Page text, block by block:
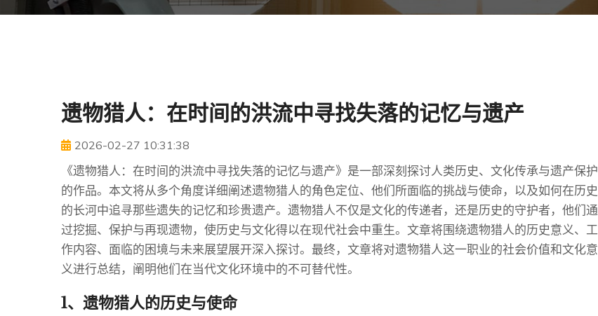
遗物猎人：在时间的洪流中寻找失落的记忆与遗产
2026-02-27 10:31:38
《遗物猎人：在时间的洪流中寻找失落的记忆与遗产》是一部深刻探讨人类历史、文化传承与遗产保护
的作品。本文将从多个角度详细阐述遗物猎人的角色定位、他们所面临的挑战与使命，以及如何在历史
的长河中追寻那些遗失的记忆和珍贵遗产。遗物猎人不仅是文化的传递者，还是历史的守护者，他们通
过挖掘、保护与再现遗物，使历史与文化得以在现代社会中重生。文章将围绕遗物猎人的历史意义、工
作内容、面临的困境与未来展望展开深入探讨。最终，文章将对遗物猎人这一职业的社会价值和文化意
义进行总结，阐明他们在当代文化环境中的不可替代性。
1、遗物猎人的历史与使命